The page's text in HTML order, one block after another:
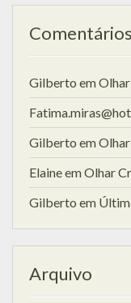
Gilberto em
Gilberto em
ElaineemOlhar
Gilberto em
Arquivo